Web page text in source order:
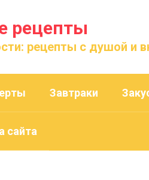
рецепты
рецепты с душой и
Завтраки
сайта